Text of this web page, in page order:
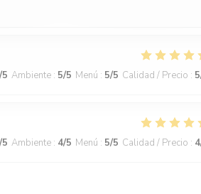
/5 Ambiente : 5/5 Menú : 5/5 Calidad / Precio : 5
/5 Ambiente : 4/5 Menú : 5/5 Calidad / Precio : 4